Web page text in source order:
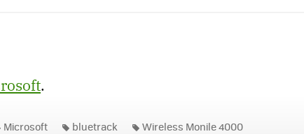
.
Microsoft bluetrack Wireless Monile 4000